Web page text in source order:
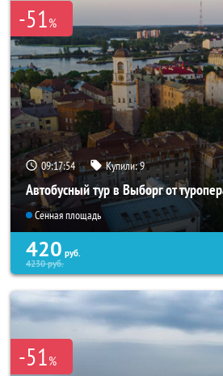
-51%
09:17:54 Купили:9
Автобусный тур в Выборг от
Сенная площадь
420 руб.
4230руб.
-51%